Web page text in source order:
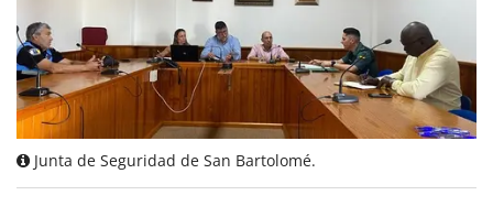
Junta de Seguridad de San Bartolomé.